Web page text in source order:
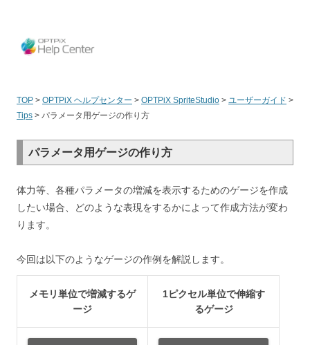
TOP > OPTPiX ヘルプセンター > OPTPiX SpriteStudio > ユーザーガイド >
Tips > パラメータ用ゲージの作り方
パラメータ用ゲージの作り方
体力等、各種パラメータの増減を表示するためのゲージを作成
したい場合、どのような表現をするかによって作成方法が変わ
ります。
今回は以下のようなゲージの作例を解説します。
メモリ単位で増減するゲ
ージ
1ピクセル単位で伸縮す
るゲージ